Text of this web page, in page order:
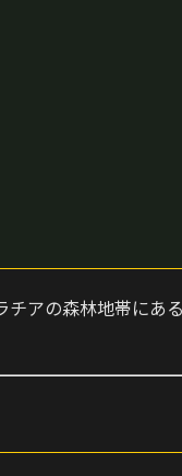
チアの森林地帯にある